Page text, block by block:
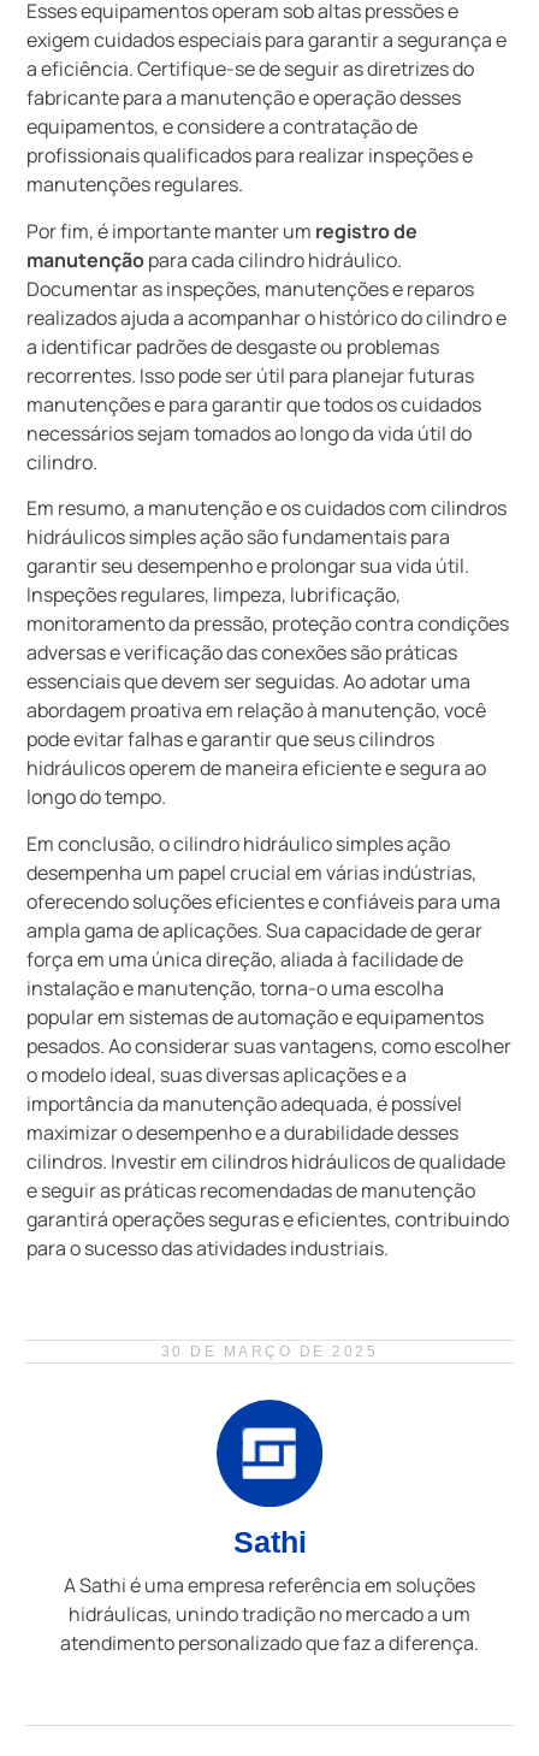
Esses equipamentos operam sob altas pressões e
exigem cuidados especiais para garantir a segurança e
a eficiência. Certifique-se de seguir as diretrizes do
fabricante para a manutenção e operação desses
equipamentos, e considere a contratação de
profissionais qualificados para realizar inspeções e
manutenções regulares.
Por fim, é importante manter um registro de
manutençãopara cada cilindro hidráulico.
Documentar as inspeções, manutenções e reparos
realizados ajuda a acompanhar o histórico do cilindro e
a identificar padrões de desgaste ou problemas
recorrentes. Isso pode ser útil para planejar futuras
manutenções e para garantir que todos os cuidados
necessários sejam tomados ao longo da vida útil do
cilindro.
Em resumo, a manutenção e os cuidados com cilindros
hidráulicos simples ação são fundamentais para
garantir seu desempenho e prolongar sua vida útil.
Inspeções regulares, limpeza, lubrificação,
monitoramento da pressão, proteção contra condições
adversas e verificação das conexões são práticas
essenciais que devem ser seguidas. Ao adotar uma
abordagem proativa em relação à manutenção, você
pode evitar falhas e garantir que seus cilindros
hidráulicos operem de maneira eficiente e segura ao
longo do tempo.
Em conclusão, o cilindro hidráulico simples ação
desempenha um papel crucial em várias indústrias,
oferecendo soluções eficientes e confiáveis para uma
ampla gama de aplicações. Sua capacidade de gerar
força em uma única direção, aliada à facilidade de
instalação e manutenção, torna-o uma escolha
popular em sistemas de automação e equipamentos
pesados. Ao considerar suas vantagens, como escolher
o modelo ideal, suas diversas aplicações e a
importância da manutenção adequada, é possível
maximizar o desempenho e a durabilidade desses
cilindros. Investir em cilindros hidráulicos de qualidade
e seguir as práticas recomendadas de manutenção
garantirá operações seguras e eficientes, contribuindo
para o sucesso das atividades industriais.
30 DE MARÇO DE 2025
Sathi
A Sathi é uma empresa referência em soluções
hidráulicas, unindo tradição no mercado a um
atendimento personalizado que faz a diferença.